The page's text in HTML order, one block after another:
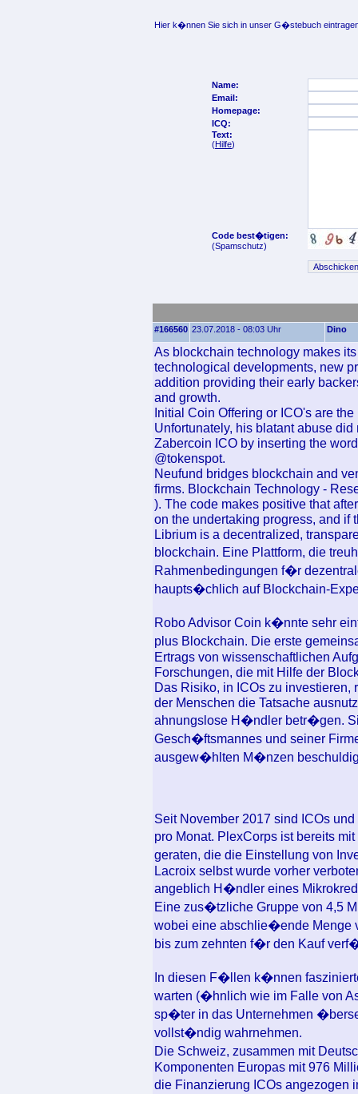
Hier k�nnen Sie sich in unser G�stebuch
Name:
Email:
Homepage:
ICQ:
Text:
(Hilfe)
Code best�tigen:
(Spamschutz)
#166560 23.07.2018 - 08:03 Uhr Dino
As blockchain technology makes
technological developments, new
addition providing their early
and growth.
Initial Coin Offering or ICO's are
Unfortunately, his blatant abuse
Zabercoin ICO by inserting the
@tokenspot.
Neufund bridges blockchain and
firms. Blockchain Technology -
). The code makes positive that
on the undertaking progress, and if
Librium is a decentralized,
blockchain. Eine Plattform, die
Rahmenbedingungen f�r
haupts�chlich auf Blockchain-
Robo Advisor Coin k�nnte sehr
plus Blockchain. Die erste
Ertrags von wissenschaftlichen
Forschungen, die mit Hilfe der
Das Risiko, in ICOs zu investieren,
der Menschen die Tatsache
ahnungslose H�ndler betr�gen.
Gesch�ftsmannes und seiner
ausgew�hlten M�nzen
Seit November 2017 sind ICOs
pro Monat. PlexCorps ist bereits
geraten, die die Einstellung von
Lacroix selbst wurde vorher
angeblich H�ndler eines
Eine zus�tzliche Gruppe von 4,5
wobei eine abschlie�ende Menge
bis zum zehnten f�r den Kauf
In diesen F�llen k�nnen
warten (�hnlich wie im Falle von
sp�ter in das Unternehmen
vollst�ndig wahrnehmen.
Die Schweiz, zusammen mit
Komponenten Europas mit 976
die Finanzierung ICOs angezogen